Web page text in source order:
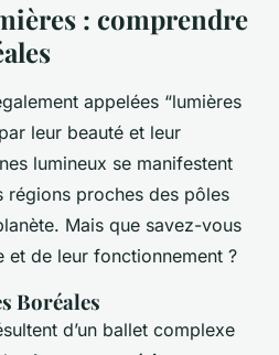
: comprendre
appelées “lumières
leur beauté et leur
lumineux se manifestent
régions proches des pôles
Mais que savez-vous
et de leur fonctionnement ?
Boréales
d’un ballet complexe